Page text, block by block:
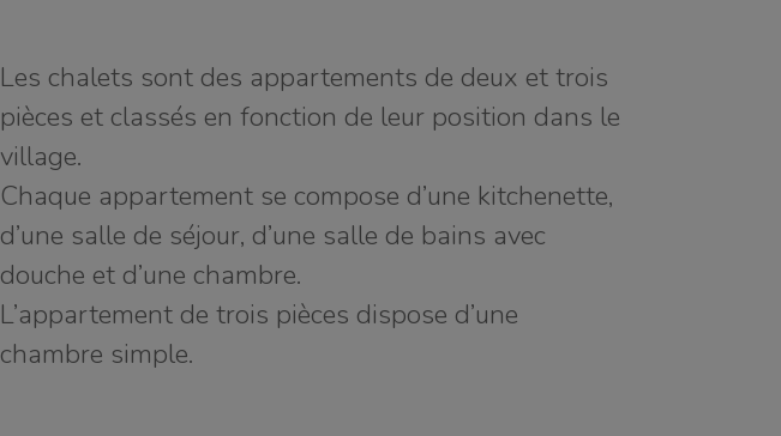
Les chalets sont des appartements de deux et trois
pièces et classés en fonction de leur position dans le
village.
Chaque appartement se compose d’une kitchenette,
d’une salle de séjour, d’une salle de bains avec
douche et d’une chambre.
L’appartement de trois pièces dispose d’une
chambre simple.